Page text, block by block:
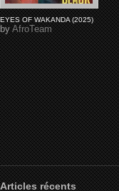
EYES OF WAKANDA (2025)
byAfroTeam
Articles récents